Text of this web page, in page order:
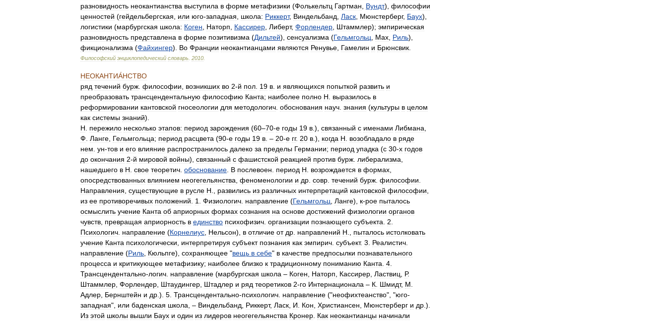
разновидность неокантианства выступила в форме метафизики (Фолькельтц Гартман Вундт), философии
ценностей (гейдельбергская или юго-западная школа: Риккерт, Виндельбанд Ласк Мюнстерберг, Баух),
логистики (марбургская школа: Коген Наторп Кассирер Либерт, Форлендер Штаммлер); эмпирическая
разновидность представлена в форме позитивизма (Дильтей), сенсуализма (Гельмгольц Мах Риль),
фикционализма (Файхингер). Во Франции неокантианцами являются Ренувье Гамелин и Брюнсвик
Философский энциклопедический словарь 2010
НЕОКАНТИА́НСТВО
ряд течений бурж философии возникших во 2-й пол 19 в и являющихся попыткой развить и
преобразовать трансцендентальную философию Канта; наиболее полно Н выразилось в
реформировании кантовской гносеологии для методологич обоснования науч знания (культуры в целом
как системы знаний).
Н
пережило несколько этапов: период зарождения (60–70-е годы 19 в .), связанный с именами Либмана
Ф Ланге Гельмгольца; период расцвета (90-е годы 19 в . – 20-е гг. 20 в .), когда Н возобладало в ряде
нем ун-тов и его влияние распространилось далеко за пределы Германии; период упадка (с 30-х годов
до окончания 2-й мировой войны), связанный с фашистской реакцией против бурж либерализма
нашедшего в Н свое теоретич обоснование В послевоен период Н возрождается в формах
опосредствованных влиянием неогегельянства феноменологии и др совр течений бурж философии
Направления существующие в русле Н развились из различных интерпретаций кантовской философии
из ее противоречивых положений 1 Физиологич направление (Гельмгольц Ланге), к-рое пыталось
осмыслить учение Канта об априорных формах сознания на основе достижений физиологии органов
чувств превращая априорность в единство психофизич организации познающего субъекта 2
Психологич направление (Корнелиус Нельсон), в отличие от др направлений Н пыталось истолковать
учение Канта психологически интерпретируя субъект познания как эмпирич субъект. 3 Реалистич
направление (Риль Кюльпге), сохраняющее "вещь в себе" в качестве предпосылки познавательного
процесса и критикующее метафизику; наиболее близко к традиционному пониманию Канта 4
Трансцендентально-логич направление (марбургская школа – Коген Наторп Кассирер Ластвиц Р.
Штаммлер Форлендер Штаудингер Штадлер и ряд теоретиков 2-го Интернационала – К Шмидт, М
Адлер Бернштейн и др .). 5 Трансцендентально-психологич направление ("неофихтеанство", "юго-
западная", или баденская школа , – Виндельбанд Риккерт, Ласк И Кон Христиансен Мюнстерберг и др .).
Из этой школы вышли Баух и один из лидеров неогегельянства Кронер Как неокантианцы начинали